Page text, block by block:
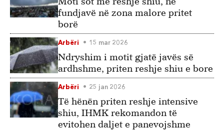
fundjavë në zona malore pritet
borë
Arbëri 15 mar 2026
Ndryshim i motit gjatë javës së
ardhshme, priten reshje shiu e bore
Arbëri 25 jan 2026
Të hënën priten reshje intensive
shiu, IHMK rekomandon të
evitohen daljet e panevojshme